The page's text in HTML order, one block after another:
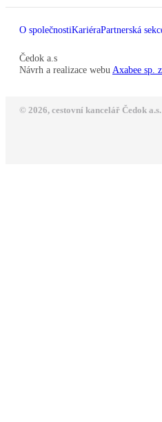
O společnostiKariéraPartnerská
Čedok a.s
Návrh a realizace webu Axabee sp.
© 2026, cestovní kancelář Čedok a.s.